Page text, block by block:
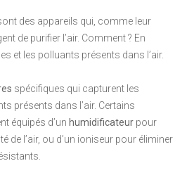
des appareils qui, comme leur
de purifier l’air. Comment ? En
et les polluants présents dans l’air.
spécifiques qui capturent les
présents dans l’air. Certains
équipés d’un humidificateur pour
de l’air, ou d’un ioniseur pour éliminer